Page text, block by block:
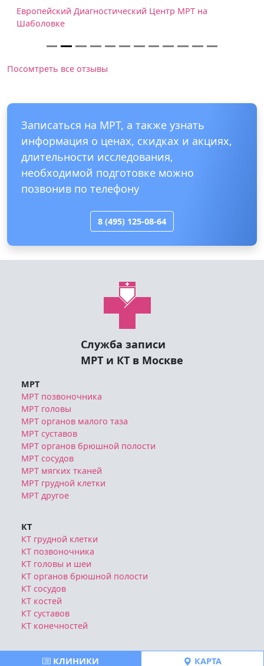
Европейский Диагностический Центр МРТ на
Шаболовке
Посомтреть все отзывы
Записаться на МРТ, а также узнать
информация о ценах, скидках и акциях,
длительности исследования,
необходимой подготовке можно
позвонив по телефону
8 (495) 125-08-64
КЛИНИКИ КАРТА
Служба записи
МРТ и КТ в Москве
МРТ
МРТ позвоночника
МРТ головы
МРТ органов малого таза
МРТ суставов
МРТ органов брюшной полости
МРТ сосудов
МРТ мягких тканей
МРТ грудной клетки
МРТ другое
КТ
КТ грудной клетки
КТ позвоночника
КТ головы и шеи
КТ органов брюшной полости
КТ сосудов
КТ костей
КТ суставов
КТ конечностей